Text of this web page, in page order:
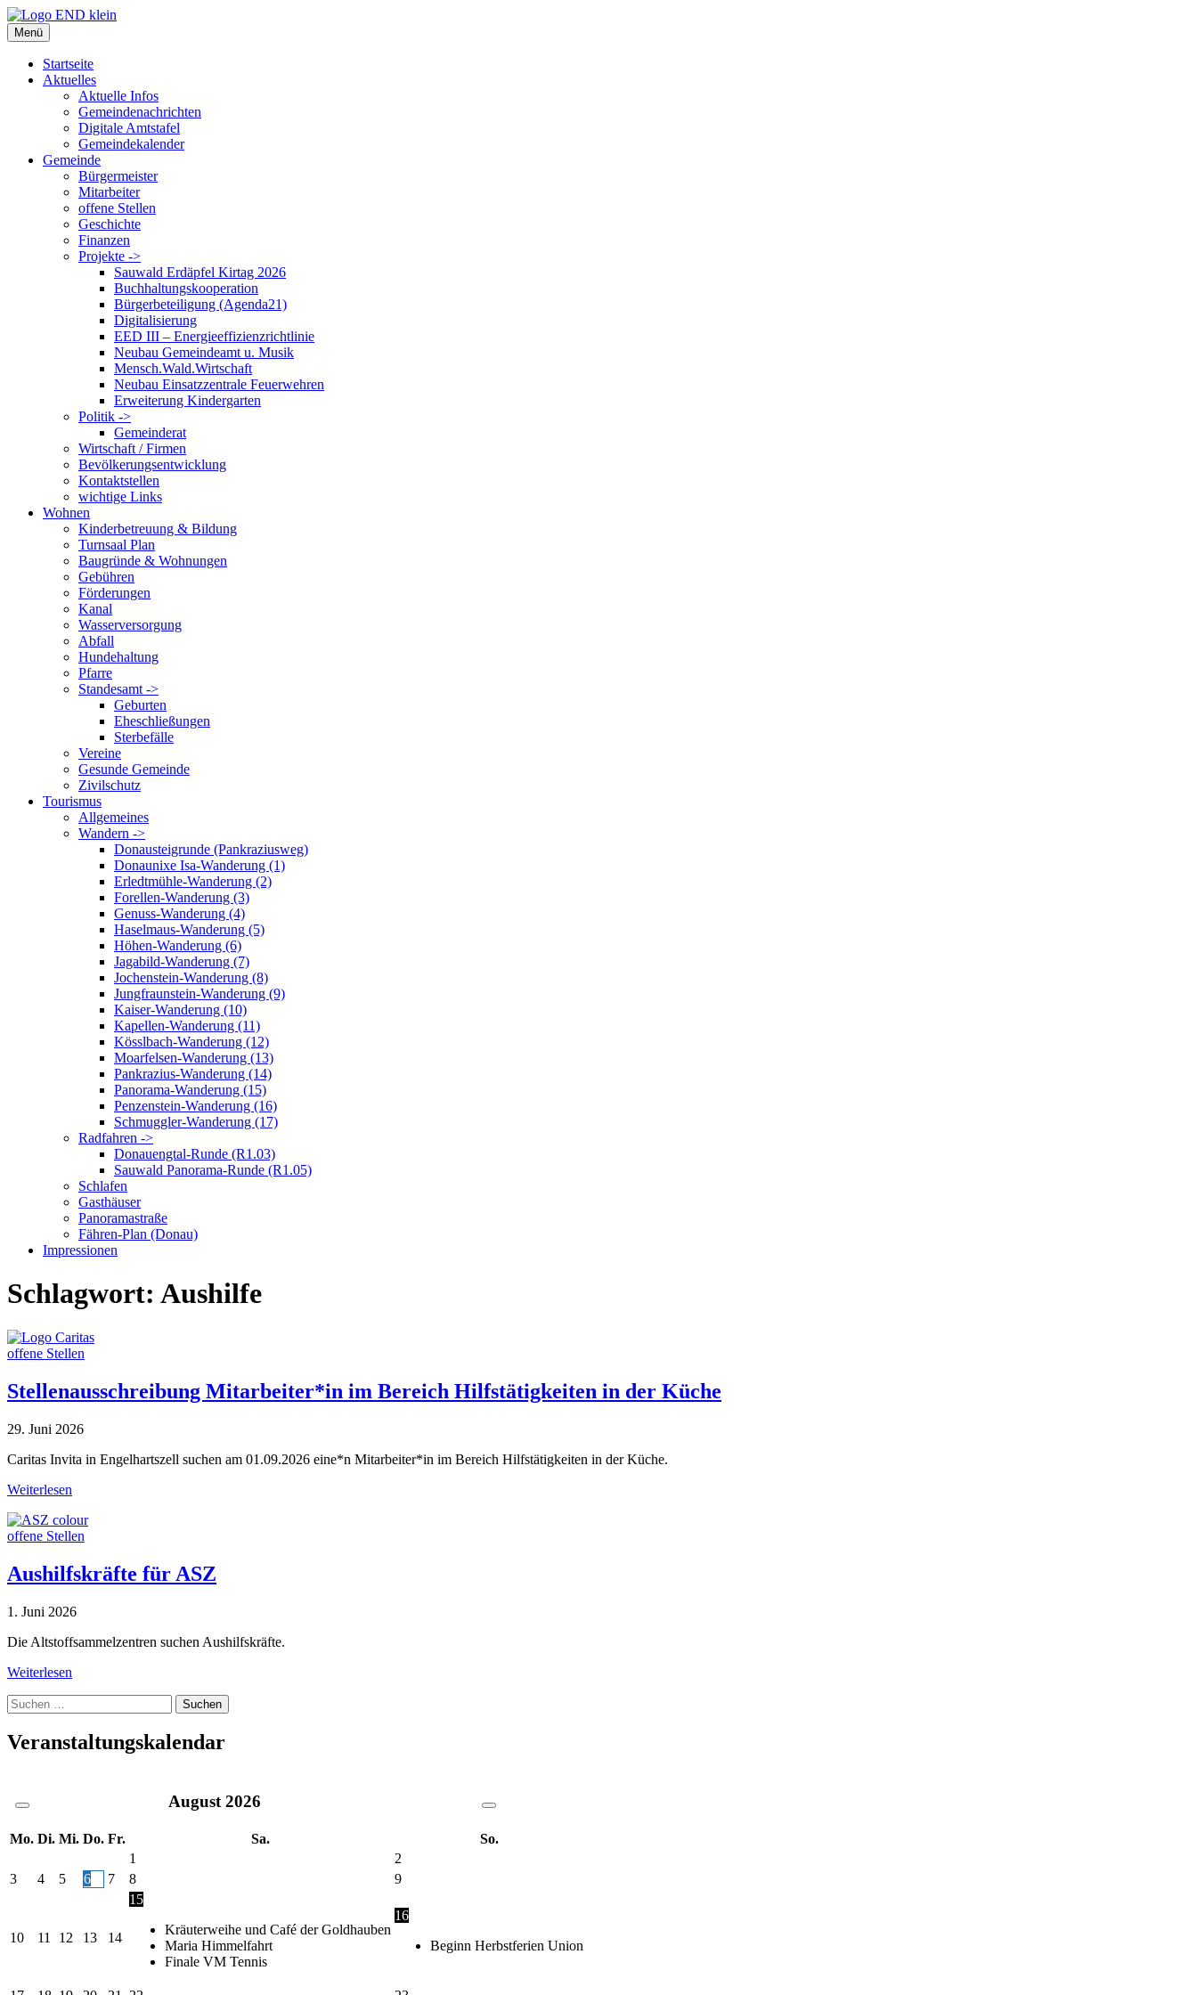
Zum
Inhalt
springen
Menü
Startseite
Aktuelles
Aktuelle Infos
Gemeindenachrichten
Digitale Amtstafel
Gemeindekalender
Gemeinde
Bürgermeister
Mitarbeiter
offene Stellen
Geschichte
Finanzen
Projekte ->
Sauwald Erdäpfel Kirtag 2026
Buchhaltungskooperation
Bürgerbeteiligung (Agenda21)
Digitalisierung
EED III – Energieeffizienzrichtlinie
Neubau Gemeindeamt u. Musik
Mensch.Wald.Wirtschaft
Neubau Einsatzzentrale Feuerwehren
Erweiterung Kindergarten
Politik ->
Gemeinderat
Wirtschaft / Firmen
Bevölkerungsentwicklung
Kontaktstellen
wichtige Links
Wohnen
Kinderbetreuung & Bildung
Turnsaal Plan
Baugründe & Wohnungen
Gebühren
Förderungen
Kanal
Wasserversorgung
Abfall
Hundehaltung
Pfarre
Standesamt ->
Geburten
Eheschließungen
Sterbefälle
Vereine
Gesunde Gemeinde
Zivilschutz
Tourismus
Allgemeines
Wandern ->
Donausteigrunde (Pankraziusweg)
Donaunixe Isa-Wanderung (1)
Erledtmühle-Wanderung (2)
Forellen-Wanderung (3)
Genuss-Wanderung (4)
Haselmaus-Wanderung (5)
Höhen-Wanderung (6)
Jagabild-Wanderung (7)
Jochenstein-Wanderung (8)
Jungfraunstein-Wanderung (9)
Kaiser-Wanderung (10)
Kapellen-Wanderung (11)
Kösslbach-Wanderung (12)
Moarfelsen-Wanderung (13)
Pankrazius-Wanderung (14)
Panorama-Wanderung (15)
Penzenstein-Wanderung (16)
Schmuggler-Wanderung (17)
Radfahren ->
Donauengtal-Runde (R1.03)
Sauwald Panorama-Runde (R1.05)
Schlafen
Gasthäuser
Panoramastraße
Fähren-Plan (Donau)
Impressionen
Schlagwort: Aushilfe
offene Stellen
Stellenausschreibung Mitarbeiter*in im Bereich Hilfstätigkeiten in der Küche
29. Juni 2026
Caritas Invita in Engelhartszell suchen am 01.09.2026 eine*n Mitarbeiter*in im Bereich Hilfstätigkeiten in der Küche.
Weiterlesen
offene Stellen
Aushilfskräfte für ASZ
1. Juni 2026
Die Altstoffsammelzentren suchen Aushilfskräfte.
Weiterlesen
Suche
nach:
Veranstaltungskalendar
August 2026
Mo. Di. Mi. Do. Fr. Sa.
So.
1
2
3
4 5 6 7 8 9
10 11 12 13 14
15
Kräuterweihe und Café der Goldhauben
Maria Himmelfahrt
Finale VM Tennis
16
Beginn Herbstferien Union